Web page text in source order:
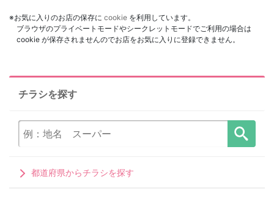
※お気に入りのお店の保存に cookie を利用しています。
ブラウザのプライベートモードやシークレットモードでご利用の場合は
cookie が保存されませんのでお店をお気に入りに登録できません。
チラシを探す
都道府県からチラシを探す